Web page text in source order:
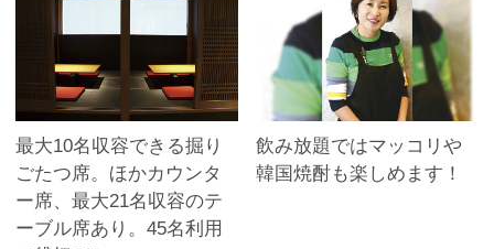
最大10名収容できる掘り
ごたつ席。ほかカウンタ
ー席、最大21名収容のテ
ーブル席あり。45名利用
飲み放題ではマッコリや
韓国焼酎も楽しめます！